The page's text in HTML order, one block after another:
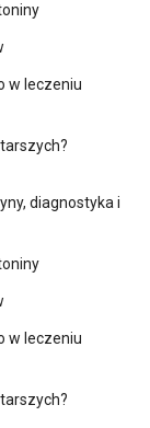
w leczeniu
diagnostyka i
w leczeniu